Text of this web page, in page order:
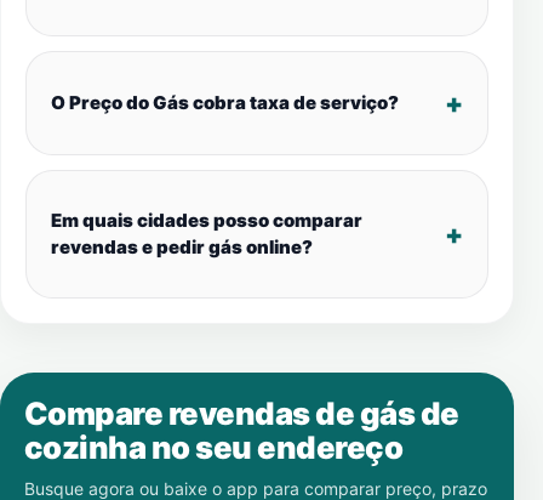
O Preço do Gás cobra taxa de serviço?
Em quais cidades posso comparar
revendas e pedir gás online?
Compare revendas de gás de
cozinha no seu endereço
Busque agora ou baixe o app para comparar preço, prazo